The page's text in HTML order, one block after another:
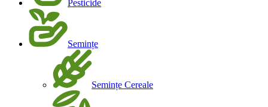
Pesticide
Semințe
Semințe Cereale